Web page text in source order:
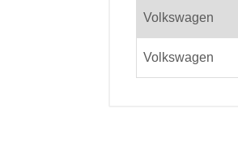
Volkswagen
Volkswagen